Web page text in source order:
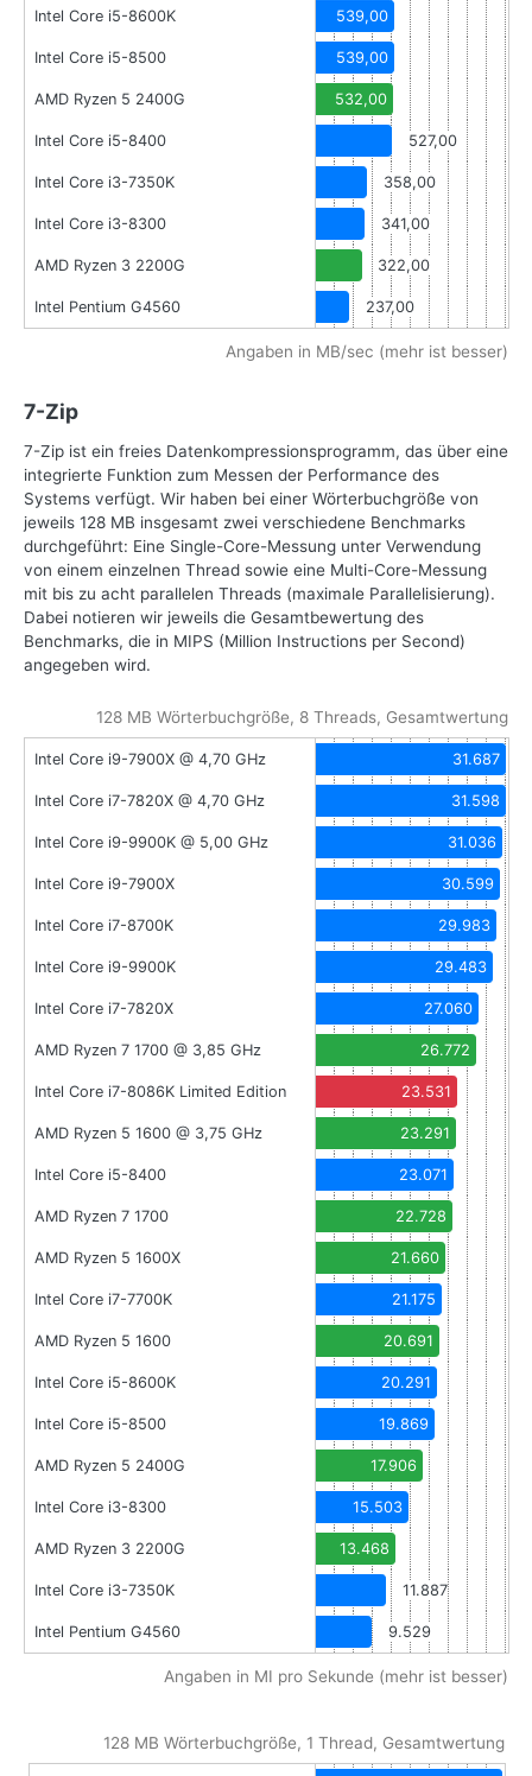
Intel Core i5-8600K 539,00
Intel Core i5-8500 539,00
AMD Ryzen 5 2400G 532,00
Intel Core i5-8400 527,00
Intel Core i3-7350K 358,00
Intel Core i3-8300 341,00
AMD Ryzen 3 2200G 322,00
Intel Pentium G4560 237,00
Angaben in MB/sec (mehr ist besser)
7-Zip
7-Zip ist ein freies Datenkompressionsprogramm, das über eine
integrierte Funktion zum Messen der Performance des
Systems verfügt. Wir haben bei einer Wörterbuchgröße von
jeweils 128 MB insgesamt zwei verschiedene Benchmarks
durchgeführt: Eine Single-Core-Messung unter Verwendung
von einem einzelnen Thread sowie eine Multi-Core-Messung
mit bis zu acht parallelen Threads (maximale Parallelisierung).
Dabei notieren wir jeweils die Gesamtbewertung des
Benchmarks, die in MIPS (Million Instructions per Second)
angegeben wird.
128 MB Wörterbuchgröße, 8 Threads, Gesamtwertung
Intel Core i9-7900X @ 4,70 GHz 31.687
Intel Core i7-7820X @ 4,70 GHz 31.598
Intel Core i9-9900K @ 5,00 GHz 31.036
Intel Core i9-7900X 30.599
Intel Core i7-8700K 29.983
Intel Core i9-9900K 29.483
Intel Core i7-7820X 27.060
AMD Ryzen 7 1700 @ 3,85 GHz 26.772
Intel Core i7-8086K Limited Edition 23.531
AMD Ryzen 5 1600 @ 3,75 GHz 23.291
Intel Core i5-8400 23.071
AMD Ryzen 7 1700 22.728
AMD Ryzen 5 1600X 21.660
Intel Core i7-7700K 21.175
AMD Ryzen 5 1600 20.691
Intel Core i5-8600K 20.291
Intel Core i5-8500 19.869
AMD Ryzen 5 2400G 17.906
Intel Core i3-8300 15.503
AMD Ryzen 3 2200G 13.468
Intel Core i3-7350K 11.887
Intel Pentium G4560 9.529
Angaben in MI pro Sekunde (mehr ist besser)
128 MB Wörterbuchgröße, 1 Thread, Gesamtwertung